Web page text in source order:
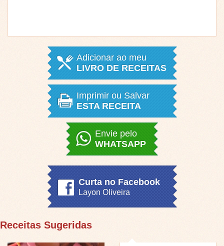
Adicionar ao meu
LIVRO DE RECEITAS
Imprimir ou Salvar
ESTA RECEITA
Envie pelo
WHATSAPP
Curta no Facebook
Layon Oliveira
Receitas Sugeridas